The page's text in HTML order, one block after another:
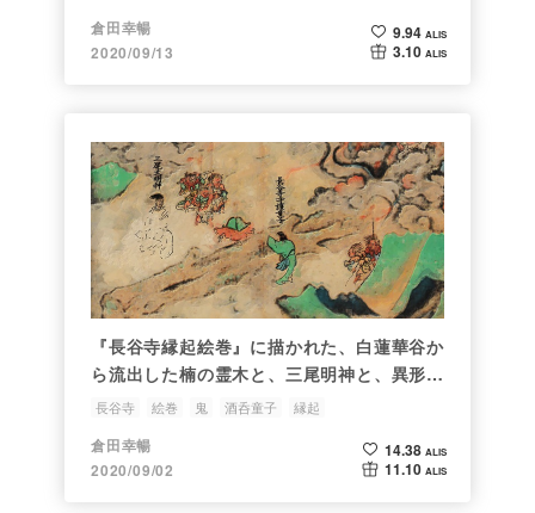
倉田幸暢
2020/09/13
9.94 ALIS
3.10 ALIS
『長谷寺縁起絵巻』に描かれた、白蓮華谷か
ら流出した楠の霊木と、三尾明神と、異形の
鬼たち
長谷寺 絵巻 鬼 酒呑童子 縁起
倉田幸暢
2020/09/02
14.38 ALIS
11.10 ALIS